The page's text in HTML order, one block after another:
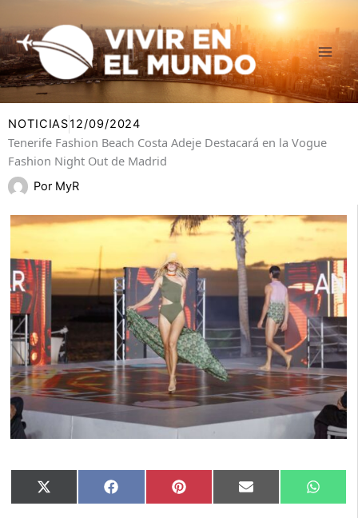
al
contenido
NOTICIAS12/09/2024
Tenerife Fashion Beach Costa Adeje Destacará en la Vogue
Fashion Night Out de Madrid
Por MyR
Compartir
en
X
(Twitter)
Compartir
en
Facebook Compartir
en
Pinterest Compartir
en
Email
en